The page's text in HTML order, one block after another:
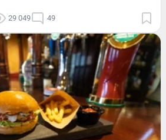
29 049 49